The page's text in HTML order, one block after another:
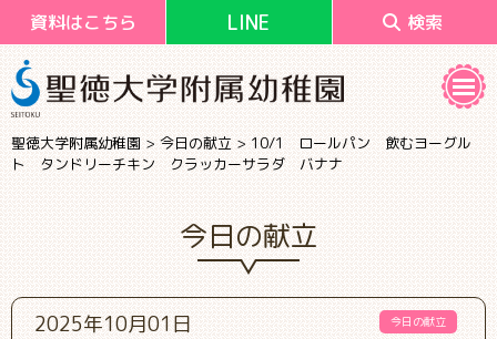
資料はこちら LINE 検索
聖徳大学附属幼稚園>今日の献立>10/1 ロールパン 飲むヨーグル
ト タンドリーチキン クラッカーサラダ バナナ
今日の献立
2025年10月01日 今日の献立